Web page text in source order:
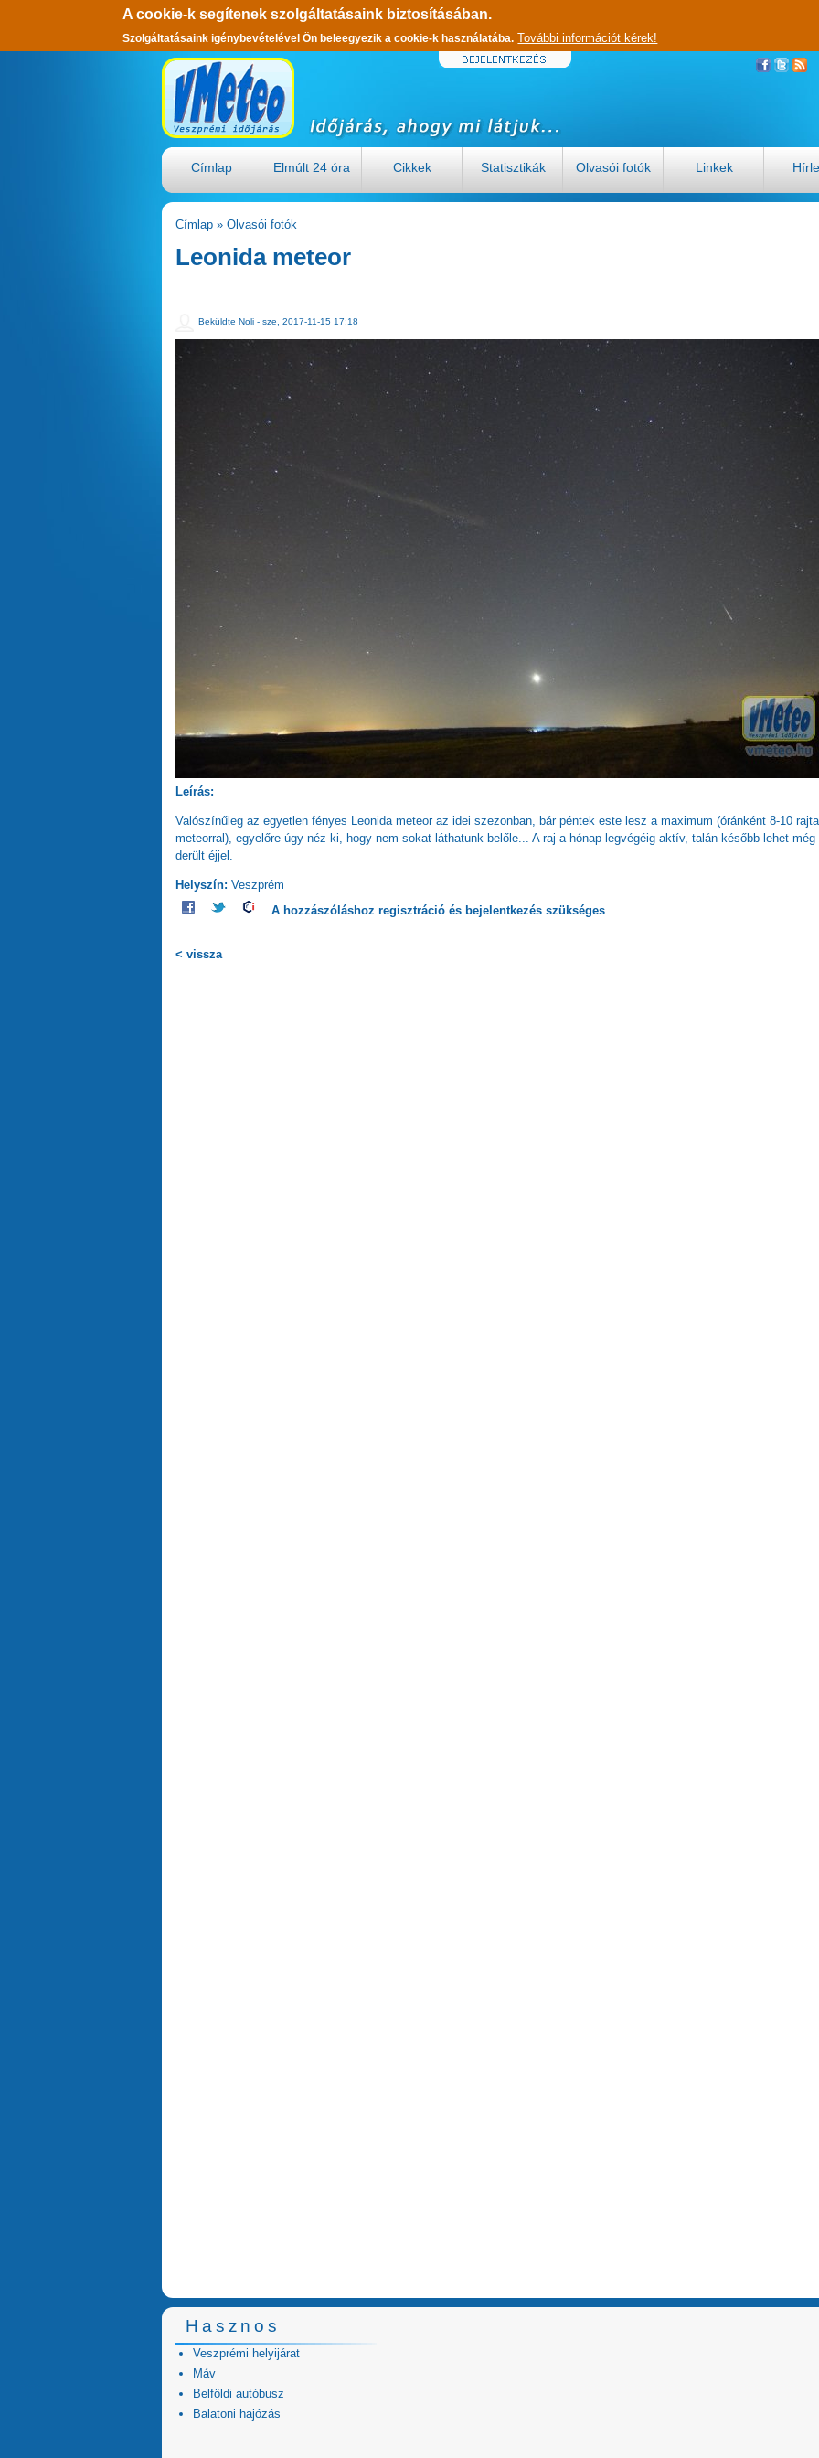
A cookie-k segítenek szolgáltatásaink biztosításában.
Szolgáltatásaink igénybevételével Ön beleegyezik a cookie-k használatába. További információt kérek!
Címlap Elmúlt 24 óra Cikkek Statisztikák Olvasói fotók Linkek
Címlap » Olvasói fotók
Leonida meteor
Beküldte Noli - sze, 2017-11-15 17:18
Leírás:
Valószínűleg az egyetlen fényes Leonida meteor az idei szezonban, bár péntek este lesz a maximum (óránként 8-10
meteorral), egyelőre úgy néz ki, hogy nem sokat láthatunk belőle... A raj a hónap legvégéig aktív, talán később lehet még
derült éjjel.
Helyszín: Veszprém
A hozzászóláshoz regisztrációés bejelentkezésszükséges
< vissza
Hasznos
Veszprémi helyijárat
Máv
Belföldi autóbusz
Balatoni hajózás